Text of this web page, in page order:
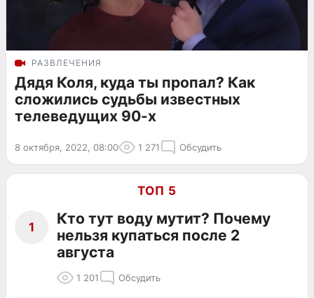
РАЗВЛЕЧЕНИЯ
Дядя Коля, куда ты пропал? Как
сложились судьбы известных
телеведущих 90-х
8 октября, 2022, 08:00 1 271 Обсудить
ТОП 5
1
Кто тут воду мутит? Почему
нельзя купаться после 2
августа
1 201 Обсудить